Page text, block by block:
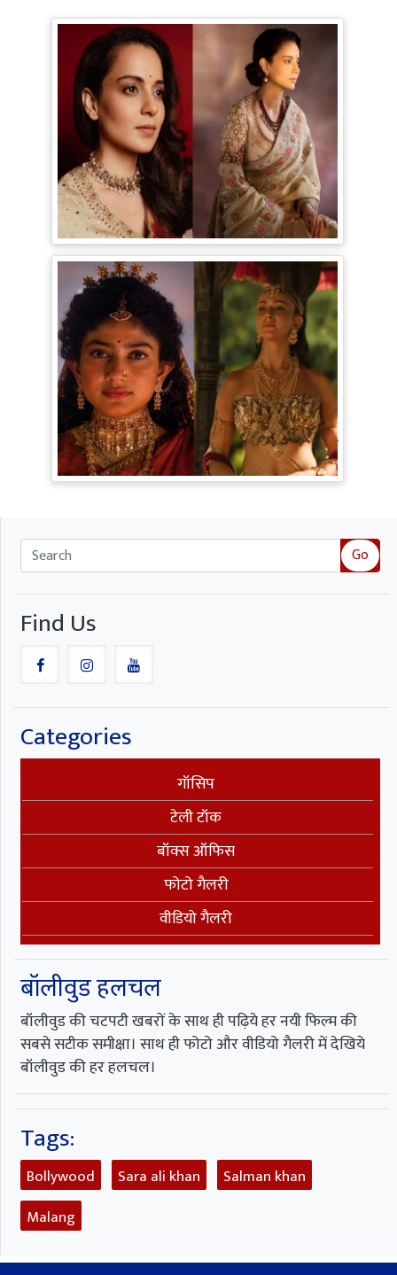
Bollywood Gossip: Gen Z को 'गटरछाप'
कहने वाली Kangana Ranaut के बदले सुर, दी
Digital Age में जीने की सीख
Ramayana Trailer: सीता से ज्यादा Rakul
Preet Singh की चर्चा, Shurpanakha के लुक
ने लूटी महफिल
Go
Find Us
Categories
गॉसिप
टेली टॉक
बॉक्स ऑफिस
फोटो गैलरी
वीडियो गैलरी
बॉलीवुड हलचल
बॉलीवुड की चटपटी खबरों के साथ ही पढ़िये हर नयी फिल्म की
सबसे सटीक समीक्षा। साथ ही फोटो और वीडियो गैलरी में देखिये
बॉलीवुड की हर हलचल।
Tags:
Bollywood Sara ali khan
Salman khan
Malang